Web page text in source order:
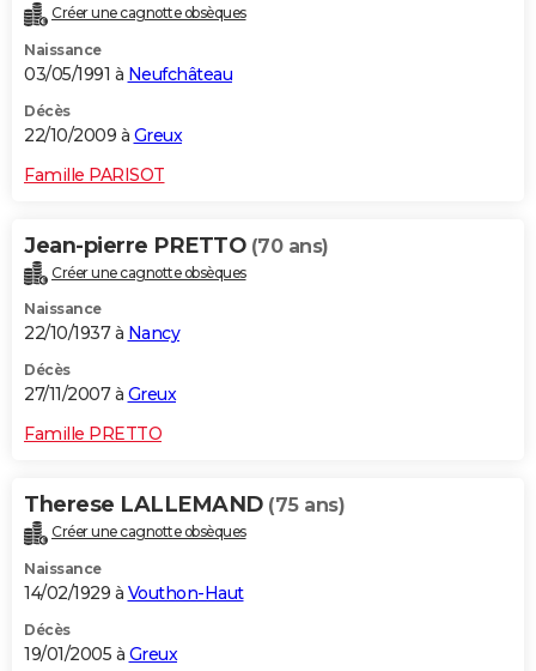
Créer une cagnotte obsèques
Naissance
03/05/1991 à Neufchâteau
Décès
22/10/2009 à Greux
Famille PARISOT
Jean-pierre PRETTO (70 ans)
Créer une cagnotte obsèques
Naissance
22/10/1937 à Nancy
Décès
27/11/2007 à Greux
Famille PRETTO
Therese LALLEMAND (75 ans)
Créer une cagnotte obsèques
Naissance
14/02/1929 à Vouthon-Haut
Décès
19/01/2005 à Greux